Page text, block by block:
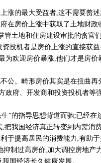
的最大受益者,这不需要赘述
在房价上涨中获取了土地财政
管土地和住房建设审批的贪官
投机者是房价上涨的直接获
为欢迎房价暴涨,他们才是房价
。畸形房价其实是在扭曲再
政府、开发商和投资投机者等
的指导思想背道而驰;已经在
我国经济真正转变到内需消
提高居民的消费能力,有助
制过高房价,加大调控房地产
国经济长久健康发展。